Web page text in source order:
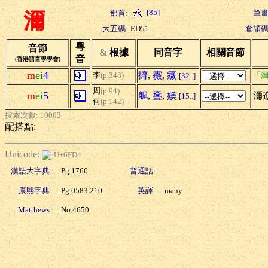
濔 部首: [85]
筆
大五碼: ED51 倉頡
音節
(香港語言學學會)
粵
音
& 根據 同音字 相關音節
mei4 李(p.348) 攠, 霺, 癓 [32..] 「
mei5 周(p.94)
何(p.142)
艉, 斖, 媄 [15..] 濔
搜索次數: 10003
配搭點:
Unicode:
U+6FD4
漢語大字典:
Pg.1766 普通話:
康熙字典: Pg.0583.210 英譯: many
Matthews: No.4650